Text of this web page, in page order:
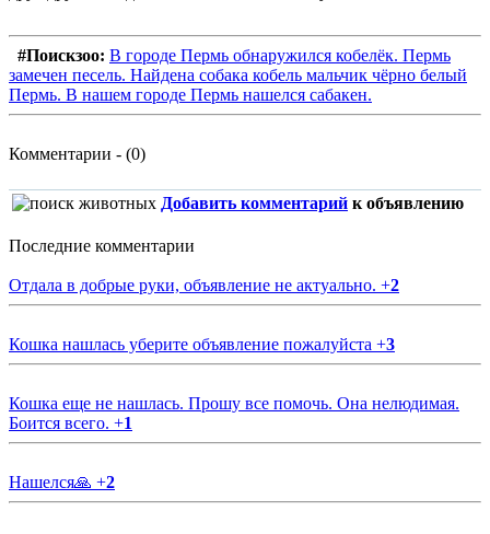
#Поискзоо: В городе Пермь обнаружился кобелёк. Пермь
замечен песель. Найдена собака кобель мальчик чёрно белый
Пермь. В нашем городе Пермь нашелся сабакен.
Комментарии - (0)
Добавить комментарий к объявлению
Последние комментарии
Отдала в добрые руки, объявление не актуально. +2
Кошка нашлась уберите объявление пожалуйста +3
Кошка еще не нашлась. Прошу все помочь. Она нелюдимая.
Боится всего. +1
Нашелся🙏 +2